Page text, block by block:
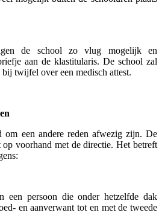
de school zo vlug mogelijk en
aan de klastitularis. De school zal
twijfel over een medisch attest.
om een andere reden afwezig zijn. De
op voorhand met de directie. Het betreft
een persoon die onder hetzelfde dak
en aanverwant tot en met de tweede